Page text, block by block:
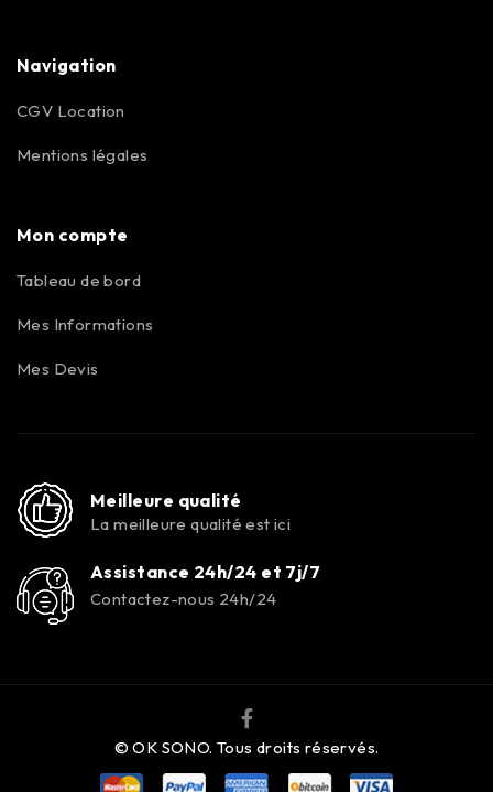
Navigation
CGV Location
Mentions légales
Mon compte
Tableau de bord
Mes Informations
Mes Devis
Meilleure qualité
La meilleure qualité est ici
Assistance 24h/24 et 7j/7
Contactez-nous 24h/24
© OK SONO. Tous droits réservés.